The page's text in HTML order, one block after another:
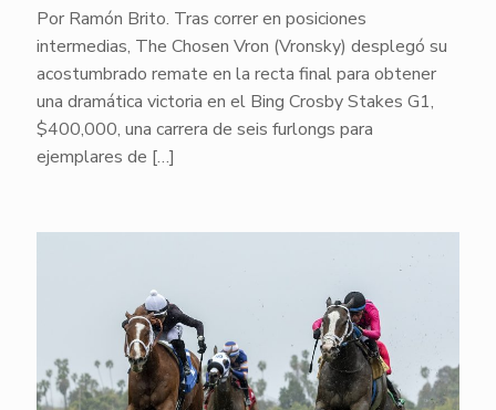
Por Ramón Brito. Tras correr en posiciones
intermedias, The Chosen Vron (Vronsky) desplegó su
acostumbrado remate en la recta final para obtener
una dramática victoria en el Bing Crosby Stakes G1,
$400,000, una carrera de seis furlongs para
ejemplares de […]